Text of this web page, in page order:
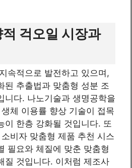
걱오일 시장과
속적으로 발전하고 있으며,
된 추출법과 맞춤형 성분 조
니다. 나노기술과 생명공학을
체 이용률 향상 기술이 접목
이 한층 강화될 것입니다. 또
비자 맞춤형 제품 추천 시스
필요와 체질에 맞춘 맞춤형
질 것입니다. 이처럼 제조사